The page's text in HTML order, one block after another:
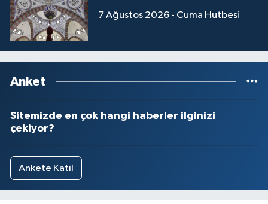
7 Ağustos 2026 - Cuma Hutbesi
Anket
Sitemizde en çok hangi haberler ilginizi
çekiyor?
Ankete Katıl
Van Müftülüğü
Yalova Müftülüğü